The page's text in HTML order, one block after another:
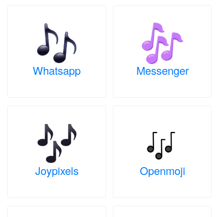
Whatsapp Messenger
Joypixels Openmoji